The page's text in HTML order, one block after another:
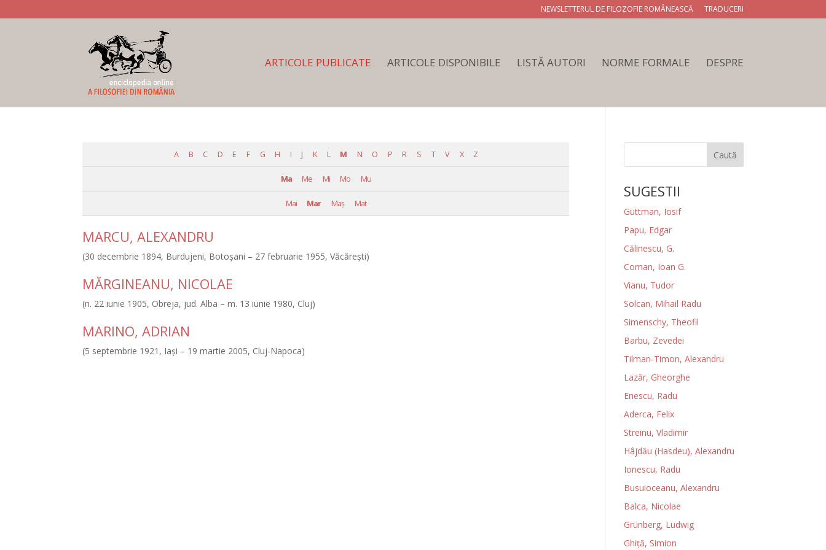
NEWSLETTERUL DE FILOZOFIE ROMÂNEASCĂ TRADUCERI
ARTICOLE PUBLICATE ARTICOLE DISPONIBILE LISTĂ AUTORI NORME FORMALE DESPRE
A B C D E F G H I J K L M N O P R S T V X Z
Ma Me Mi Mo Mu
Mai Mar Maş Mat
MARCU, ALEXANDRU
(30 decembrie 1894, Burdujeni, Botoşani – 27 februarie 1955, Văcăreşti)
MĂRGINEANU, NICOLAE
(n. 22 iunie 1905, Obreja, jud. Alba – m. 13 iunie 1980, Cluj)
MARINO, ADRIAN
(5 septembrie 1921, Iaşi – 19 martie 2005, Cluj-Napoca)
Caută
SUGESTII
Guttman, Iosif
Papu, Edgar
Călinescu, G.
Coman, Ioan G.
Vianu, Tudor
Solcan, Mihail Radu
Simenschy, Theofil
Barbu, Zevedei
Tilman-Timon, Alexandru
Lazăr, Gheorghe
Enescu, Radu
Aderca, Felix
Streinu, Vladimir
Hâjdău (Hasdeu), Alexandru
Ionescu, Radu
Busuioceanu, Alexandru
Balca, Nicolae
Grünberg, Ludwig
Ghiţă, Simion